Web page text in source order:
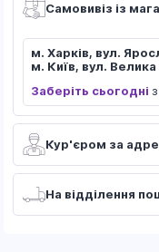
Самовивіз із
м. Харків, вул.
м. Київ, вул.
Заберіть сьогодні
Кур'єром за
На відділення